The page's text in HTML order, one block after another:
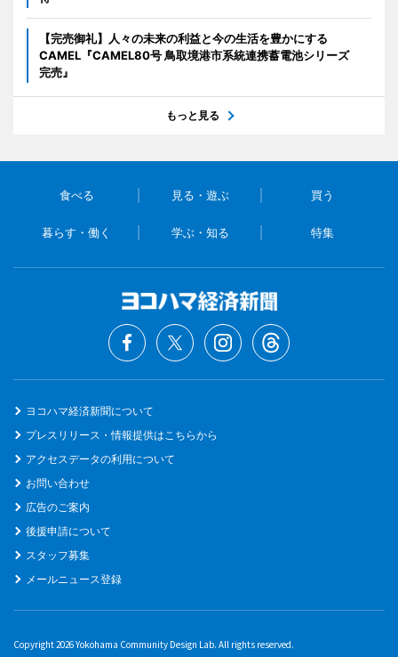
【完売御礼】人々の未来の利益と今の生活を豊かにする
CAMEL『CAMEL80号 鳥取境港市系統連携蓄電池シリーズ
完売』
もっと見る
食べる 見る・遊ぶ 買う
暮らす・働く 学ぶ・知る 特集
ヨコハマ経済新聞について
プレスリリース・情報提供はこちらから
アクセスデータの利用について
お問い合わせ
広告のご案内
後援申請について
スタッフ募集
メールニュース登録
Copyright 2026 Yokohama Community Design Lab. All rights reserved.